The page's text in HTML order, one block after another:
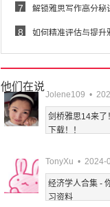
7
解锁雅思写作高分秘
8
如何精准评估与提升
他们在说
Jolene109 •
剑桥雅思14来了
下载！！
TonyXu • 2024-
经济学人合集 -
习资料